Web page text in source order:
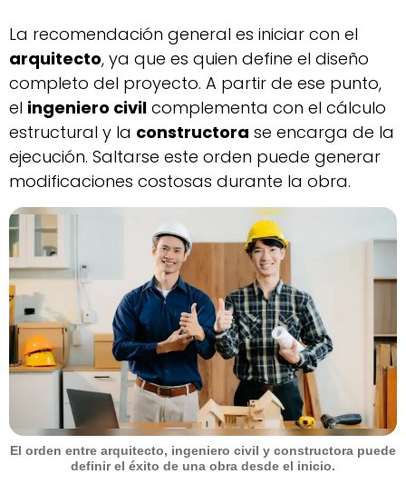
La recomendación general es iniciar con el
arquitecto, ya que es quien define el diseño
completo del proyecto. A partir de ese punto,
el ingeniero civil complementa con el cálculo
estructural y la constructora se encarga de la
ejecución. Saltarse este orden puede generar
modificaciones costosas durante la obra.
El orden entre arquitecto, ingeniero civil y constructora puede
definir el éxito de una obra desde el inicio.